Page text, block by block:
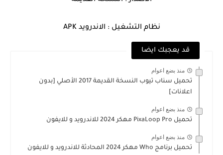
نظام التشغيل : الاندرويد APK
قد يعجبك ايضا
منذ بضع اعوام
تحميل سناب تيوب النسخة القديمة 2017 الأصلي [بدون
اعلانات]
منذ بضع اعوام
تحميل PixaLoop Pro مهكر 2024 للاندرويد و للايفون
منذ بضع اعوام
تحميل برنامج Who مهكر 2024 المحادثة للاندرويد و للايفون